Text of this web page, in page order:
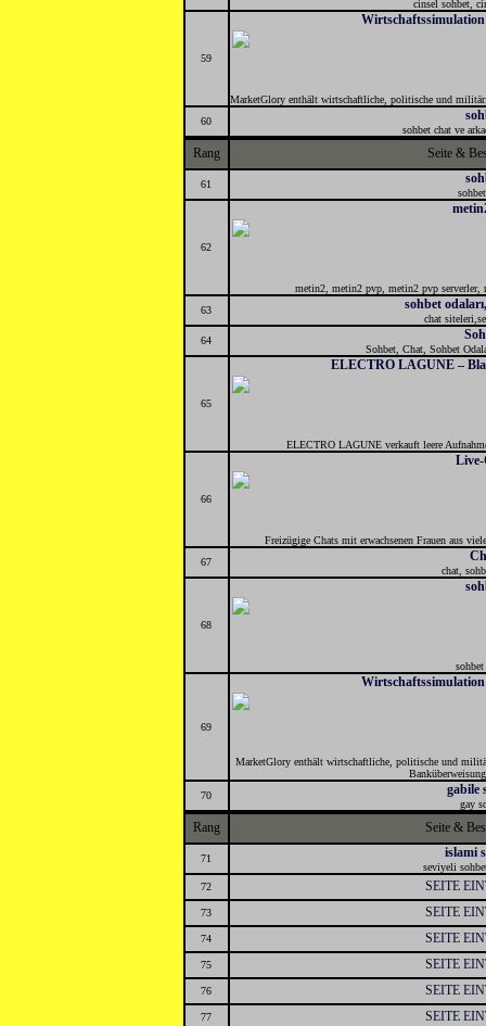
cinsel sohbet,
59
MarketGlory enthält wirtschaftliche, politische und
60
sohbet chat ve
Rang Seite &
61
62
metin2, metin2 pvp, metin2 pvp serverler,
63
sohbet
chat
64
Sohbet, Chat, Sohbet
65
ELECTRO LAGUNE –
ELECTRO LAGUNE verkauft leere
66
Freizügige Chats mit erwachsenen Frauen aus
67
chat,
68
69
MarketGlory enthält wirtschaftliche, politische und
70
gabile
gay
Rang Seite &
71 islami
seviyeli
72
SEITE
73 SEITE
74 SEITE
75 SEITE
76 SEITE
77 SEITE